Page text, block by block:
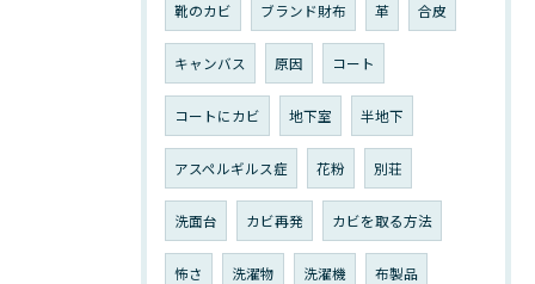
靴のカビ ブランド財布 革 合皮
キャンバス 原因 コート
コートにカビ 地下室 半地下
アスペルギルス症 花粉 別荘
洗面台 カビ再発 カビを取る方法
怖さ 洗濯物 洗濯機 布製品